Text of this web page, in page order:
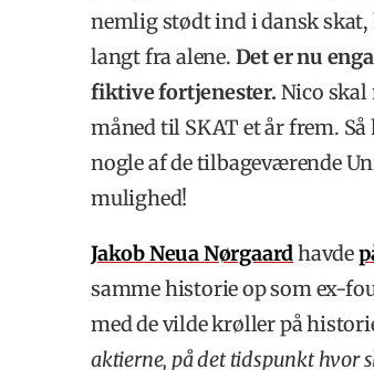
nemlig stødt ind i dansk
langt fra alene. Det er nu
fiktive fortjenester. Nico skal
måned til SKAT et år frem.
nogle af de tilbageværende
mulighed!
Jakob Neua Nørgaard havde
samme historie op som ex-
med de vilde krøller på
aktierne, på det tidspunkt hvor